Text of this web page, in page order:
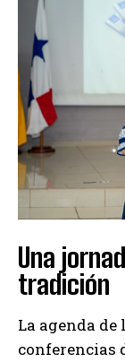
Una
tradición
La agenda
conferencias